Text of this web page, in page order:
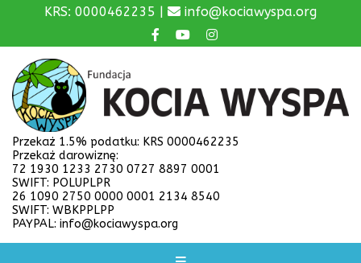
KRS: 0000462235 | info@kociawyspa.org
Przekaż 1.5% podatku: KRS 0000462235
Przekaż darowiznę:
72 1930 1233 2730 0727 8897 0001
SWIFT: POLUPLPR
26 1090 2750 0000 0001 2134 8540
SWIFT: WBKPPLPP
PAYPAL: info@kociawyspa.org